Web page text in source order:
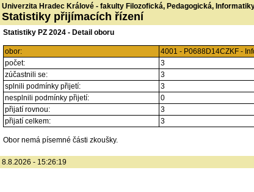
Univerzita Hradec Králové - fakulty Filozofická, Pedagogická,
Statistiky přijímacích řízení
Statistiky PZ 2024 - Detail oboru
obor:
4001 - P0688D14CZKF -
počet:
3
zúčastnili se:
3
splnili podmínky přijetí:
3
nesplnili podmínky přijetí:
0
přijatí rovnou:
3
přijatí celkem:
3
Obor nemá písemné části zkoušky.
8.8.2026 - 15:26:19